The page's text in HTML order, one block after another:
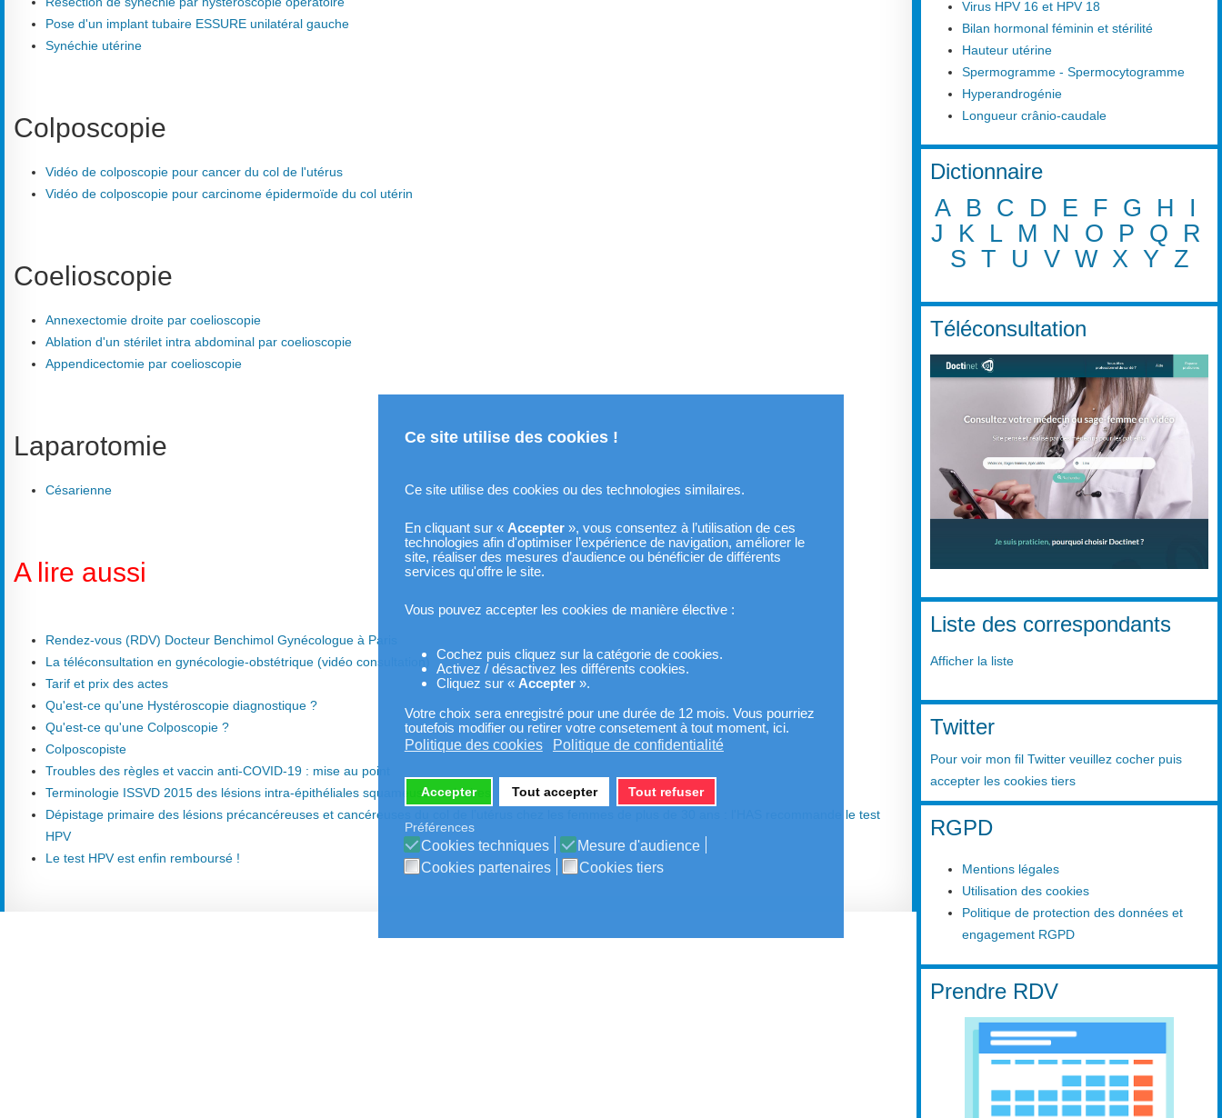
Ce site utilise des cookies !
Ce site utilise des cookies ou des technologies similaires.
En cliquant sur « Accepter», vous consentez à l’utilisation de ces
technologies afin d'optimiser l’expérience de navigation, améliorer le
site, réaliser des mesures d’audience ou bénéficier de différents
services qu'offre le site.
Vous pouvez accepter les cookies de manière élective :
Cochez puis cliquez sur la catégorie de cookies.
Activez / désactivez les différents cookies.
Cliquez sur « Accepter».
Votre choix sera enregistré pour une durée de 12 mois. Vous pourriez
toutefois modifier ou retirer votre consetement à tout moment, ici.
Politique des cookies Politique de confidentialité
Accepter Tout accepter Tout refuser
Préférences
Cookies techniques
Mesure d'audience
Cookies partenaires
Cookies tiers
Pose d'un implant tubaire ESSURE unilatéral gauche
Synéchie utérine
Colposcopie
Vidéo de colposcopie pour cancer du col de l'utérus
Vidéo de colposcopie pour carcinome épidermoïde du col utérin
Coelioscopie
Annexectomie droite par coelioscopie
Ablation d'un stérilet intra abdominal par coelioscopie
Appendicectomie par coelioscopie
Laparotomie
Césarienne
A lire aussi
Rendez-vous (RDV) Docteur Benchimol Gynécologue à Paris
La téléconsultation en gynécologie-obstétrique (vidéo consultation)
Tarif et prix des actes
Qu'est-ce qu'une Hystéroscopie diagnostique ?
Qu'est-ce qu'une Colposcopie ?
Colposcopiste
Troubles des règles et vaccin anti-COVID-19 : mise au point
Terminologie ISSVD 2015 des lésions intra-épithéliales squameuses vulvaires
Dépistage primaire des lésions précancéreuses et cancéreuses du col de l’utérus chez les femmes de plus de 30 ans : l'HAS recommande le test
HPV
Le test HPV est enfin remboursé !
Virus HPV 16 et HPV 18
Bilan hormonal féminin et stérilité
Hauteur utérine
Spermogramme - Spermocytogramme
Hyperandrogénie
Longueur crânio-caudale
Dictionnaire
A B C D E F G H
I
J
K L M N O P Q
R
S T U V W X Y Z
Téléconsultation
Liste des correspondants
Afficher la liste
Twitter
Pour voir mon fil Twitter veuillez cocher puis
accepter les cookies tiers
RGPD
Mentions légales
Utilisation des cookies
Politique de protection des données et
engagement RGPD
Prendre RDV